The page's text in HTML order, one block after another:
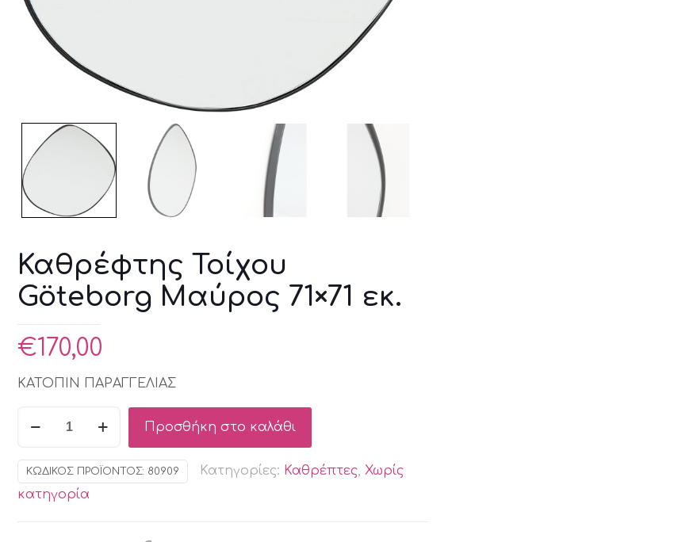
Καθρέφτης Τοίχου
Göteborg Μαύρος 71×71 εκ.
€170,00
ΚΑΤΟΠΙΝ ΠΑΡΑΓΓΕΛΙΑΣ
Göteborg
Μαύρος
Προσθήκη στο καλάθι
ΚΩΔΙΚΌΣ ΠΡΟΪΌΝΤΟΣ: 80909 Κατηγορίες: Καθρέπτες, Χωρίς
κατηγορία